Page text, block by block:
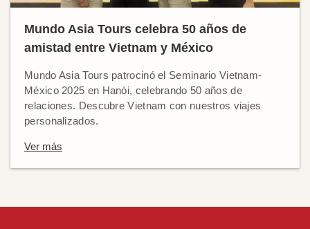
Mundo Asia Tours celebra 50 años de
amistad entre Vietnam y México
Mundo Asia Tours patrocinó el Seminario Vietnam-
México 2025 en Hanói, celebrando 50 años de
relaciones. Descubre Vietnam con nuestros viajes
personalizados.
Ver más